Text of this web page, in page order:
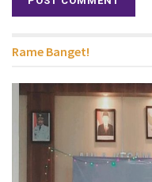
Rame Banget!